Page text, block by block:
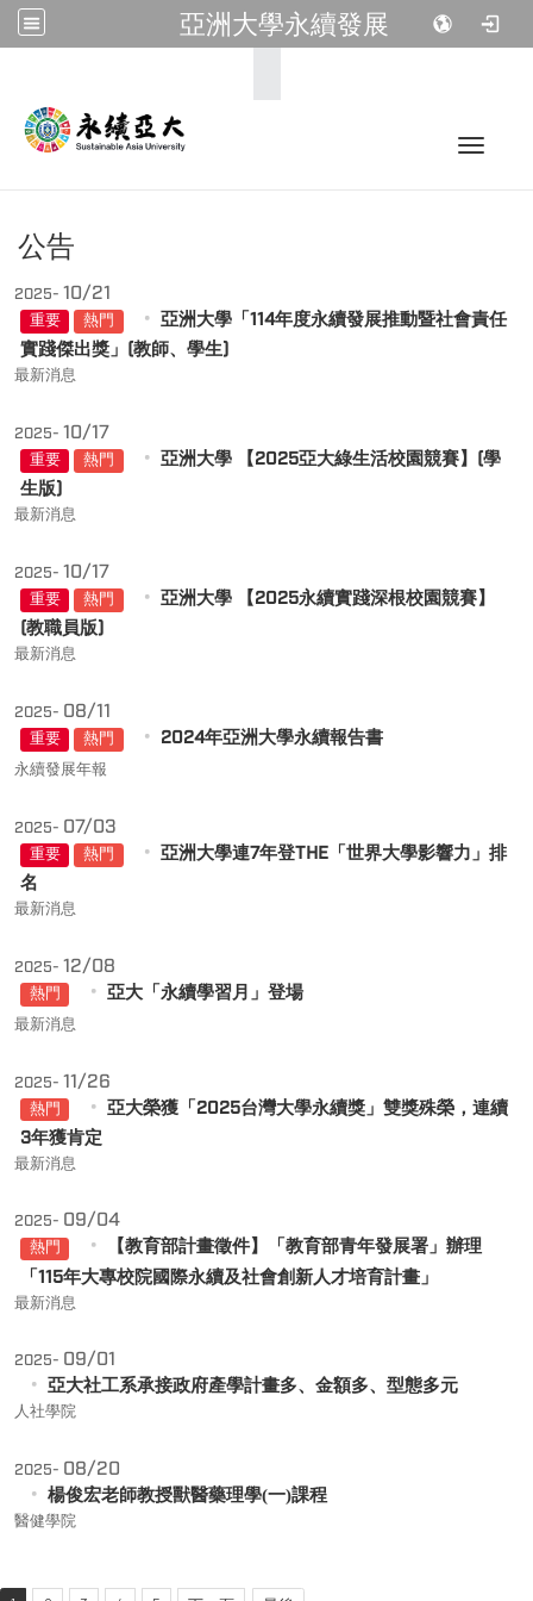
亞洲大學永續發展
Toggle
公告
2025- 10/21
重要 熱門
亞洲大學「114年度永續發展推動暨社會責任
實踐傑出獎」(教師、學生)
最新消息
2025- 10/17
重要 熱門
亞洲大學 【2025亞大綠生活校園競賽】(學
生版)
最新消息
2025- 10/17
重要 熱門
亞洲大學 【2025永續實踐深根校園競賽】
(教職員版)
最新消息
2025- 08/11
重要 熱門 2024年亞洲大學永續報告書
永續發展年報
2025- 07/03
重要 熱門
亞洲大學連7年登THE「世界大學影響力」排
名
最新消息
2025- 12/08
熱門 亞大「永續學習月」登場
最新消息
2025- 11/26
熱門
亞大榮獲「2025台灣大學永續獎」雙獎殊榮，連續
3年獲肯定
最新消息
2025- 09/04
熱門
【教育部計畫徵件】「教育部青年發展署」辦理
「115年大專校院國際永續及社會創新人才培育計畫」
最新消息
2025- 09/01
亞大社工系承接政府產學計畫多、金額多、型態多元
人社學院
2025- 08/20
楊俊宏老師教授獸醫藥理學(一)課程
醫健學院